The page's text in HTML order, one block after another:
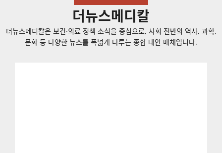
더뉴스메디칼
더뉴스메디칼은 보건·의료 정책 소식을 중심으로, 사회 전반의 역사, 과학,
문화 등 다양한 뉴스를 폭넓게 다루는 종합 대안 매체입니다.